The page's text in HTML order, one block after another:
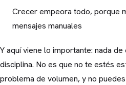
Crecer empeora todo, porque
mensajes manuales
Y aquí viene lo importante: nada
disciplina. No es que no te estés
problema de volumen, y no